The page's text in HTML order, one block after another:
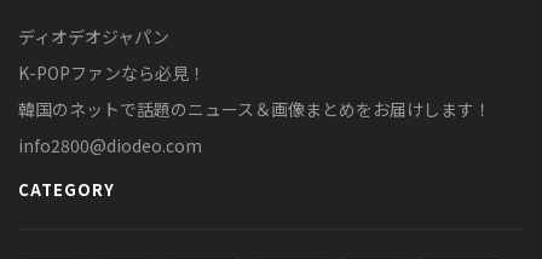
ディオデオジャパン
K-POPファンなら必見！
韓国のネットで話題のニュース＆画像まとめをお届けします！
info2800@diodeo.com
CATEGORY